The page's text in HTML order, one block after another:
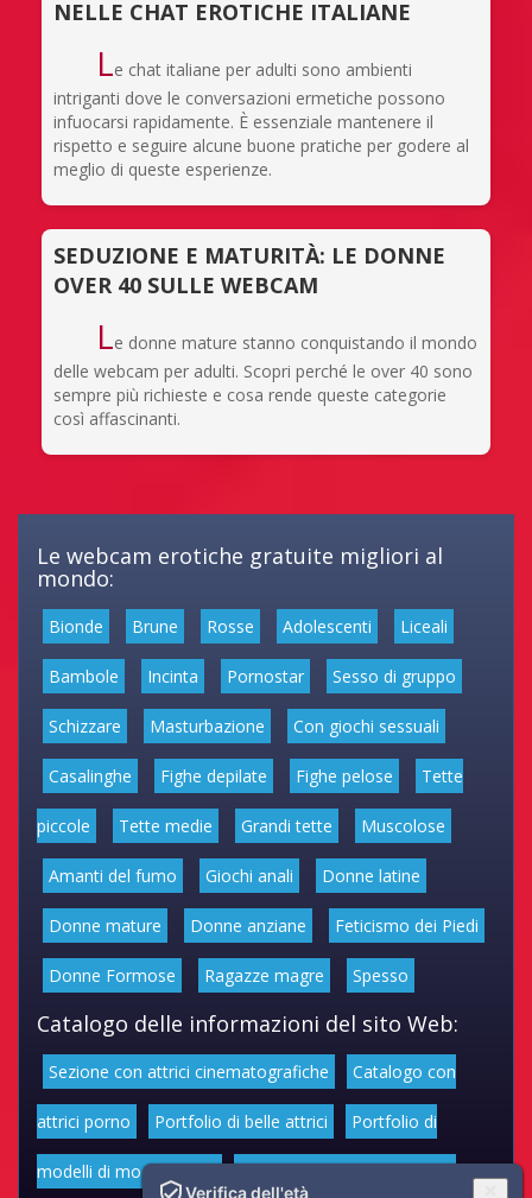
NELLE CHAT EROTICHE ITALIANE
Le chat italiane per adulti sono ambienti
intriganti dove le conversazioni ermetiche possono
infuocarsi rapidamente. È essenziale mantenere il
rispetto e seguire alcune buone pratiche per godere al
meglio di queste esperienze.
SEDUZIONE E MATURITÀ: LE DONNE
OVER 40 SULLE WEBCAM
Le donne mature stanno conquistando il mondo
delle webcam per adulti. Scopri perché le over 40 sono
sempre più richieste e cosa rende queste categorie
così affascinanti.
Le webcam erotiche gratuite migliori al
mondo:
Bionde Brune Rosse Adolescenti Liceali
Bambole Incinta Pornostar Sesso di gruppo
Schizzare Masturbazione Con giochi sessuali
Casalinghe Fighe depilate Fighe pelose Tette
piccole Tette medie Grandi tette Muscolose
Amanti del fumo Giochi anali Donne latine
Donne mature Donne anziane Feticismo dei Piedi
Donne Formose Ragazze magre Spesso
Catalogo delle informazioni del sito Web:
Sezione con attrici cinematografiche Catalogo con
attrici porno Portfolio di belle attrici Portfolio di
modelli di moda volgari Affascinanti star dello sport
Verifica dell'età